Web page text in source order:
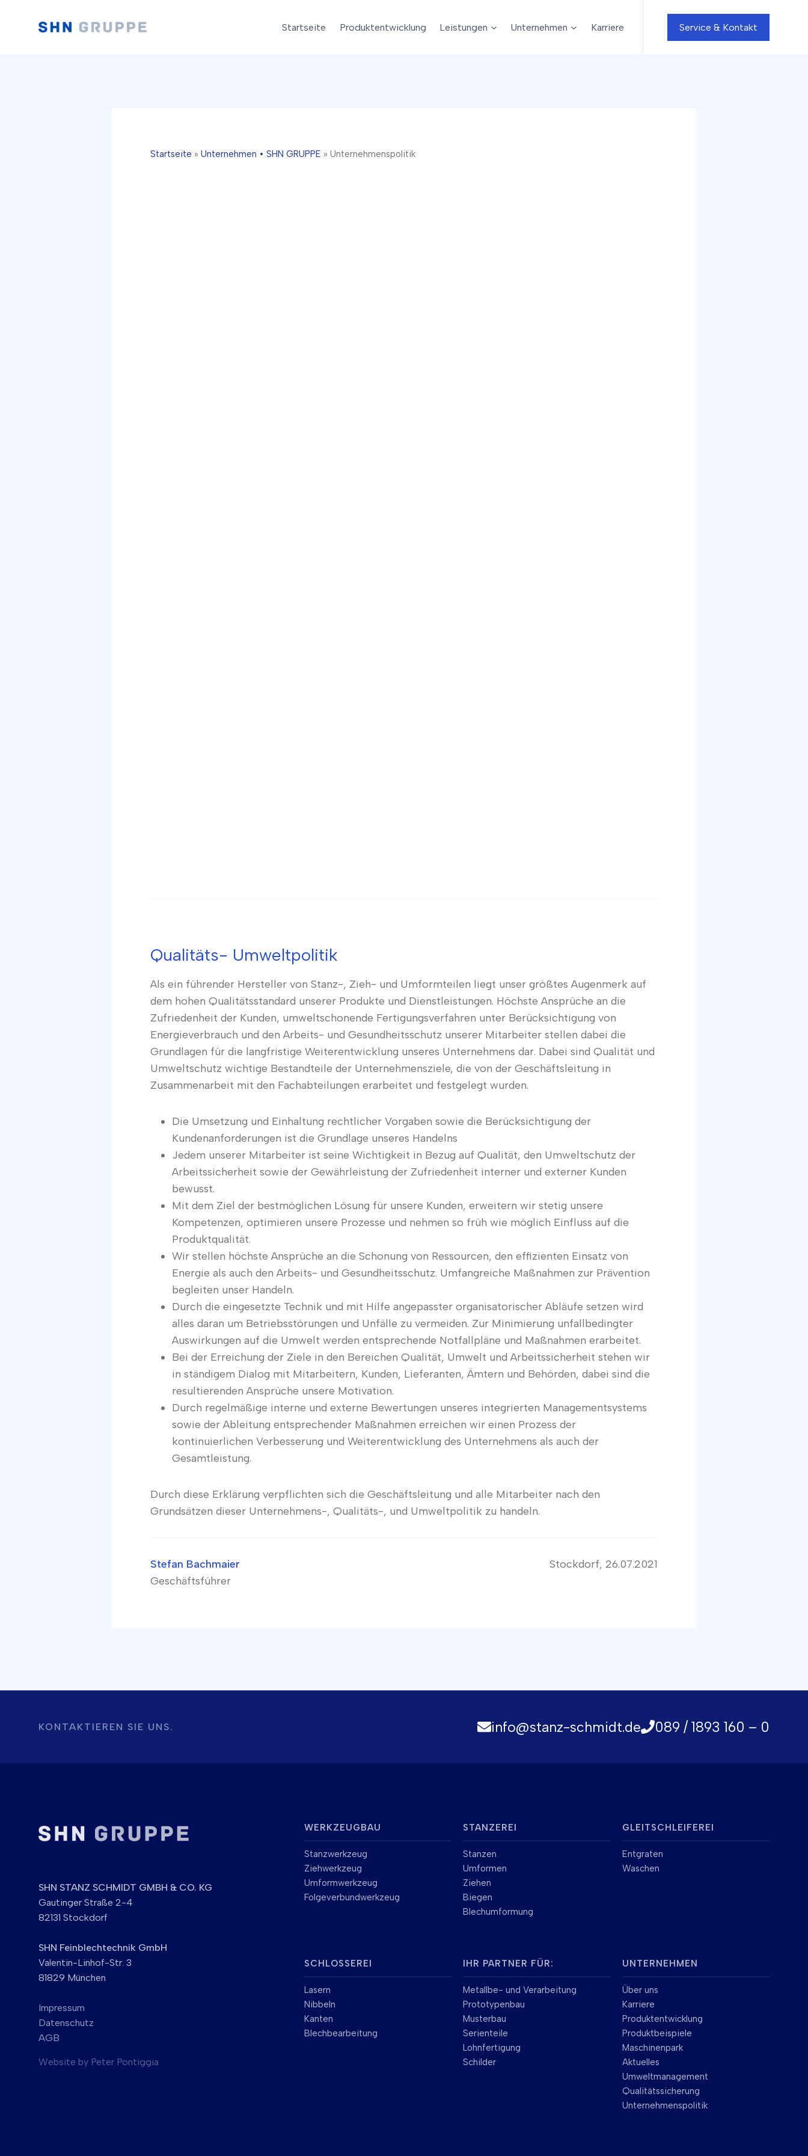
Startseite Produktentwicklung Leistungen Unternehmen Karriere Service & Kontakt
Startseite » Unternehmen • SHN GRUPPE » Unternehmenspolitik
Qualitäts- Umweltpolitik
Als ein führender Hersteller von Stanz-, Zieh- und Umformteilen liegt unser größtes Augenmerk auf
dem hohen Qualitätsstandard unserer Produkte und Dienstleistungen. Höchste Ansprüche an die
Zufriedenheit der Kunden, umweltschonende Fertigungsverfahren unter Berücksichtigung von
Energieverbrauch und den Arbeits- und Gesundheitsschutz unserer Mitarbeiter stellen dabei die
Grundlagen für die langfristige Weiterentwicklung unseres Unternehmens dar. Dabei sind Qualität und
Umweltschutz wichtige Bestandteile der Unternehmensziele, die von der Geschäftsleitung in
Zusammenarbeit mit den Fachabteilungen erarbeitet und festgelegt wurden.
Die Umsetzung und Einhaltung rechtlicher Vorgaben sowie die Berücksichtigung der
Kundenanforderungen ist die Grundlage unseres Handelns
Jedem unserer Mitarbeiter ist seine Wichtigkeit in Bezug auf Qualität, den Umweltschutz der
Arbeitssicherheit sowie der Gewährleistung der Zufriedenheit interner und externer Kunden
bewusst.
Mit dem Ziel der bestmöglichen Lösung für unsere Kunden, erweitern wir stetig unsere
Kompetenzen, optimieren unsere Prozesse und nehmen so früh wie möglich Einfluss auf die
Produktqualität.
Wir stellen höchste Ansprüche an die Schonung von Ressourcen, den effizienten Einsatz von
Energie als auch den Arbeits- und Gesundheitsschutz. Umfangreiche Maßnahmen zur Prävention
begleiten unser Handeln.
Durch die eingesetzte Technik und mit Hilfe angepasster organisatorischer Abläufe setzen wird
alles daran um Betriebsstörungen und Unfälle zu vermeiden. Zur Minimierung unfallbedingter
Auswirkungen auf die Umwelt werden entsprechende Notfallpläne und Maßnahmen erarbeitet.
Bei der Erreichung der Ziele in den Bereichen Qualität, Umwelt und Arbeitssicherheit stehen wir
in ständigem Dialog mit Mitarbeitern, Kunden, Lieferanten, Ämtern und Behörden, dabei sind die
resultierenden Ansprüche unsere Motivation.
Durch regelmäßige interne und externe Bewertungen unseres integrierten Managementsystems
sowie der Ableitung entsprechender Maßnahmen erreichen wir einen Prozess der
kontinuierlichen Verbesserung und Weiterentwicklung des Unternehmens als auch der
Gesamtleistung.
Durch diese Erklärung verpflichten sich die Geschäftsleitung und alle Mitarbeiter nach den
Grundsätzen dieser Unternehmens-, Qualitäts-, und Umweltpolitik zu handeln.
Stefan Bachmaier
Geschäftsführer
Stockdorf, 26.07.2021
KONTAKTIEREN SIE UNS. info@stanz-schmidt.de 089 / 1893 160 – 0
SHN STANZ SCHMIDT GMBH & CO. KG
Gautinger Straße 2-4
82131 Stockdorf
SHN Feinblechtechnik GmbH
Valentin-Linhof-Str. 3
81829 München
Impressum
Datenschutz
AGB
Website by Peter Pontiggia
WERKZEUGBAU
Stanzwerkzeug
Ziehwerkzeug
Umformwerkzeug
Folgeverbundwerkzeug
STANZEREI
Stanzen
Umformen
Ziehen
Biegen
Blechumformung
GLEITSCHLEIFEREI
Entgraten
Waschen
SCHLOSSEREI
Lasern
Nibbeln
Kanten
Blechbearbeitung
IHR PARTNER FÜR:
Metallbe- und Verarbeitung
Prototypenbau
Musterbau
Serienteile
Lohnfertigung
Schilder
UNTERNEHMEN
Über uns
Karriere
Produktentwicklung
Produktbeispiele
Maschinenpark
Aktuelles
Umweltmanagement
Qualitätssicherung
Unternehmenspolitik